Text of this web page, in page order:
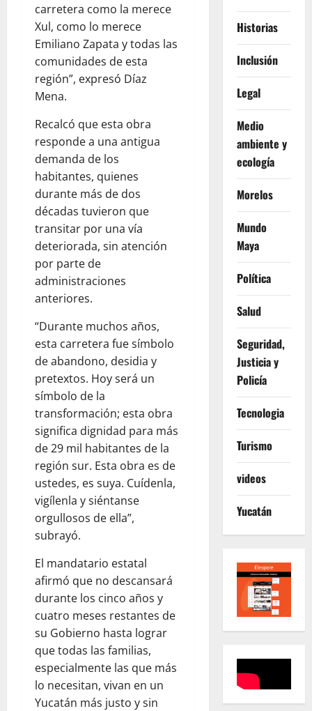
carretera como la merece
Xul, como lo merece
Emiliano Zapata y todas las
comunidades de esta
región”, expresó Díaz
Mena.
Recalcó que esta obra
responde a una antigua
demanda de los
habitantes, quienes
durante más de dos
décadas tuvieron que
transitar por una vía
deteriorada, sin atención
por parte de
administraciones
anteriores.
“Durante muchos años,
esta carretera fue símbolo
de abandono, desidia y
pretextos. Hoy será un
símbolo de la
transformación; esta obra
significa dignidad para más
de 29 mil habitantes de la
región sur. Esta obra es de
ustedes, es suya. Cuídenla,
vigílenla y siéntanse
orgullosos de ella”,
subrayó.
El mandatario estatal
afirmó que no descansará
durante los cinco años y
cuatro meses restantes de
su Gobierno hasta lograr
que todas las familias,
especialmente las que más
lo necesitan, vivan en un
Yucatán más justo y sin
Historias
Inclusión
Legal
Medio
ambiente y
ecología
Morelos
Mundo
Maya
Política
Salud
Seguridad,
Justicia y
Policía
Tecnologia
Turismo
videos
Yucatán